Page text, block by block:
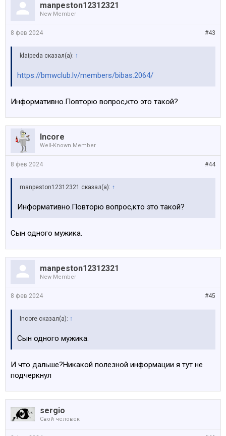
manpeston12312321
New Member
#43
8 фев 2024
klaipeda сказал(а): ↑
https://bmwclub.lv/members/bibas.2064/
Информативно.Повторю вопрос,кто это такой?
Incore
Well-Known Member
#44
8 фев 2024
manpeston12312321 сказал(а): ↑
Информативно.Повторю вопрос,кто это такой?
Сын одного мужика.
manpeston12312321
New Member
#45
8 фев 2024
Incore сказал(а): ↑
Сын одного мужика.
И что дальше?Никакой полезной информации я тут не
подчеркнул
sergio
Свой человек